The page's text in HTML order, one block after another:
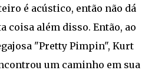
é acústico, então não dá
coisa além disso. Então, ao
"Pretty Pimpin", Kurt
um caminho em sua